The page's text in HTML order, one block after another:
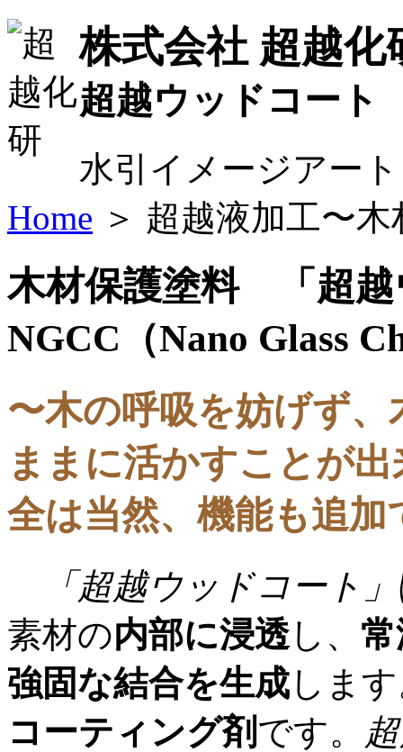
株式会社 超越化
超越ウッドコート
水引イメージアー
Home ＞ 超越液加工〜木
木材保護塗料 「超越
NGCC（Nano Glass
〜木の呼吸を妨げず
ままに活かすことが
全は当然、機能も追加
「超越ウッドコート」
素材の内部に浸透し、
強固な結合を生成しま
コーティング剤 です。